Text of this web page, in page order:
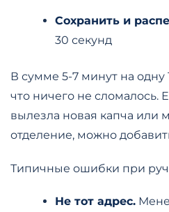
Сохранить и
30 секунд
В сумме 5-7 минут на
что ничего не сломалось.
вылезла новая капча или
отделение, можно
Типичные ошибки при
Не тот адрес.